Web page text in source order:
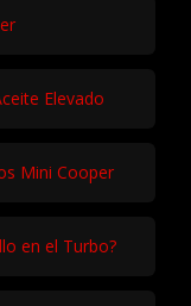
Elevado
Mini Cooper
en el Turbo?